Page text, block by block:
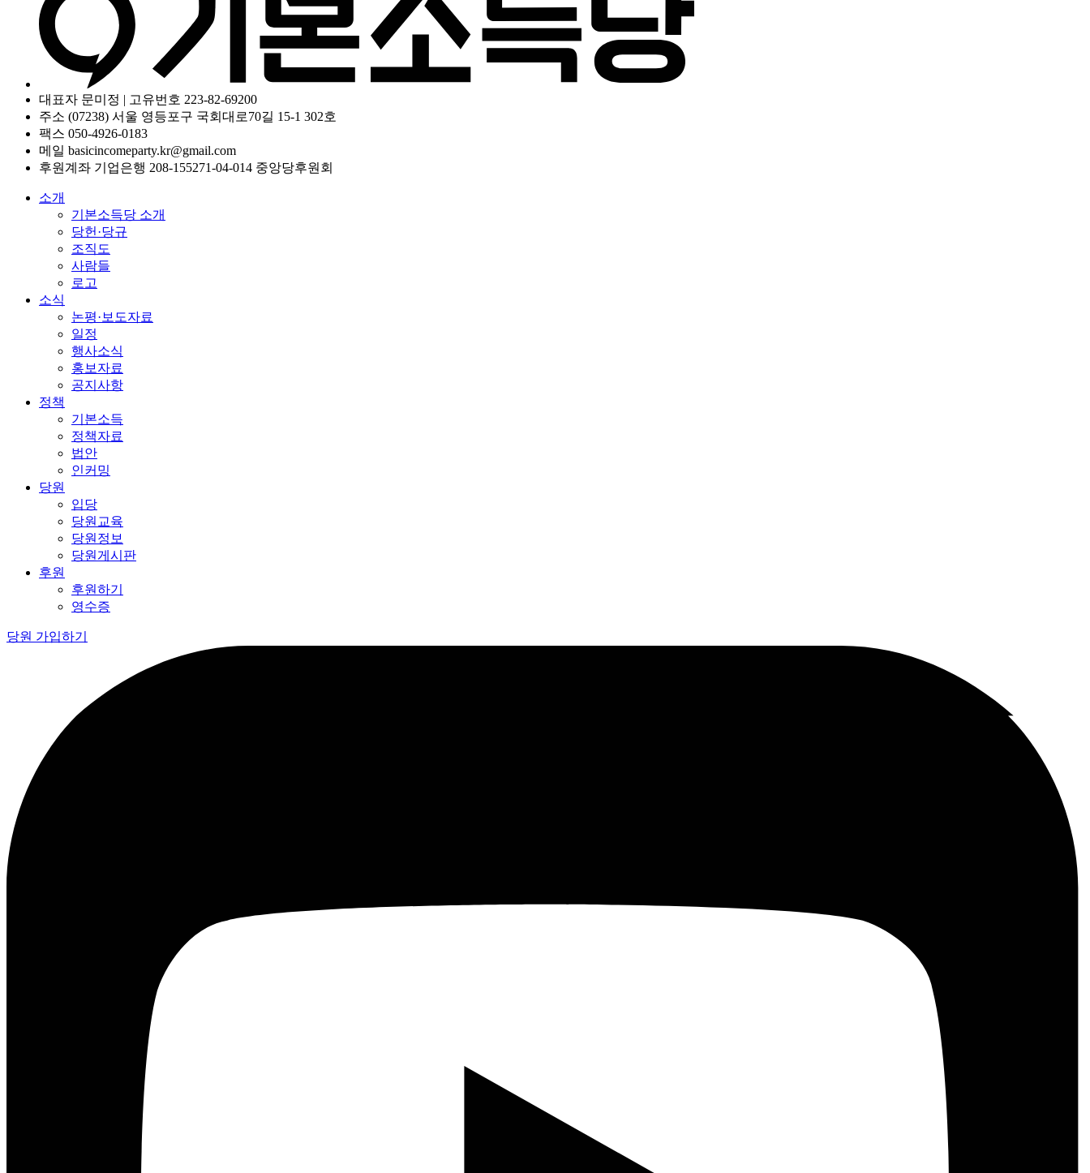
대표자 문미정 | 고유번호 223-82-69200
주소 (07238) 서울 영등포구 국회대로70길 15-1 302호
팩스 050-4926-0183
메일 basicincomeparty.kr@gmail.com
후원계좌 기업은행 208-155271-04-014 중앙당후원회
소개
기본소득당 소개
당헌·당규
조직도
사람들
로고
소식
논평·보도자료
일정
행사소식
홍보자료
공지사항
정책
기본소득
정책자료
법안
인커밍
당원
입당
당원교육
당원정보
당원게시판
후원
후원하기
영수증
당원 가입하기